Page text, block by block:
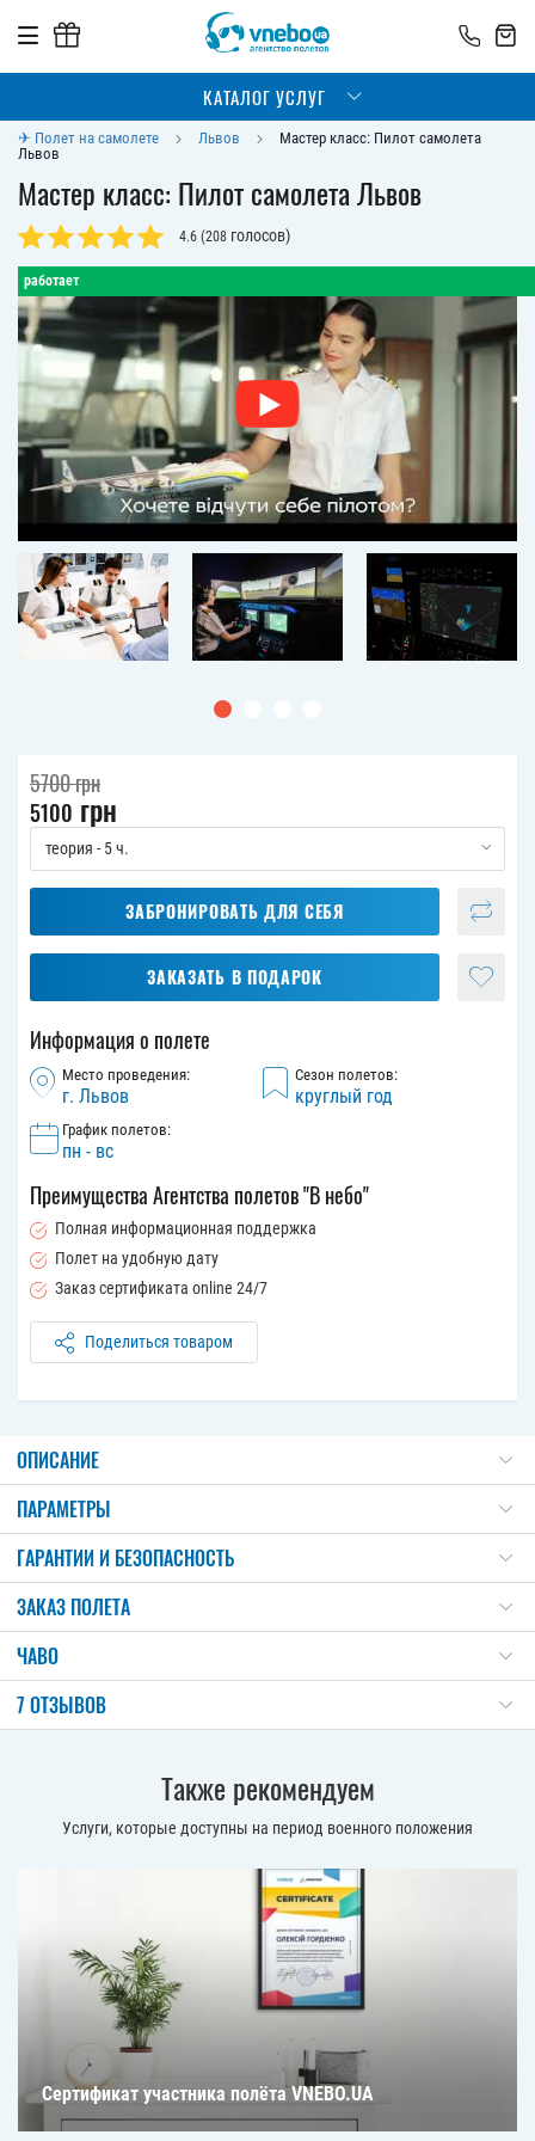
КАТАЛОГ УСЛУГ
✈ Полет на самолете Львов
Мастер класс: Пилот самолета
Львов
Мастер класс: Пилот самолета Львов
4.6 (208 голосов)
работает
5700грн
5100 грн
теория - 5 ч.
ЗАБРОНИРОВАТЬ ДЛЯ СЕБЯ
ЗАКАЗАТЬ В ПОДАРОК
Информация о полете
Место проведения:
г. Львов
Сезон полетов:
круглый год
График полетов:
пн - вс
Преимущества Агентства полетов "В небо"
Полная информационная поддержка
Полет на удобную дату
Заказ сертификата online 24/7
Поделиться товаром
ОПИСАНИЕ
ПАРАМЕТРЫ
ГАРАНТИИ И БЕЗОПАСНОСТЬ
ЗАКАЗ ПОЛЕТА
ЧАВО
7 ОТЗЫВОВ
Также рекомендуем
Услуги, которые доступны на период военного положения
Сертификат участника полёта VNEBO.UA